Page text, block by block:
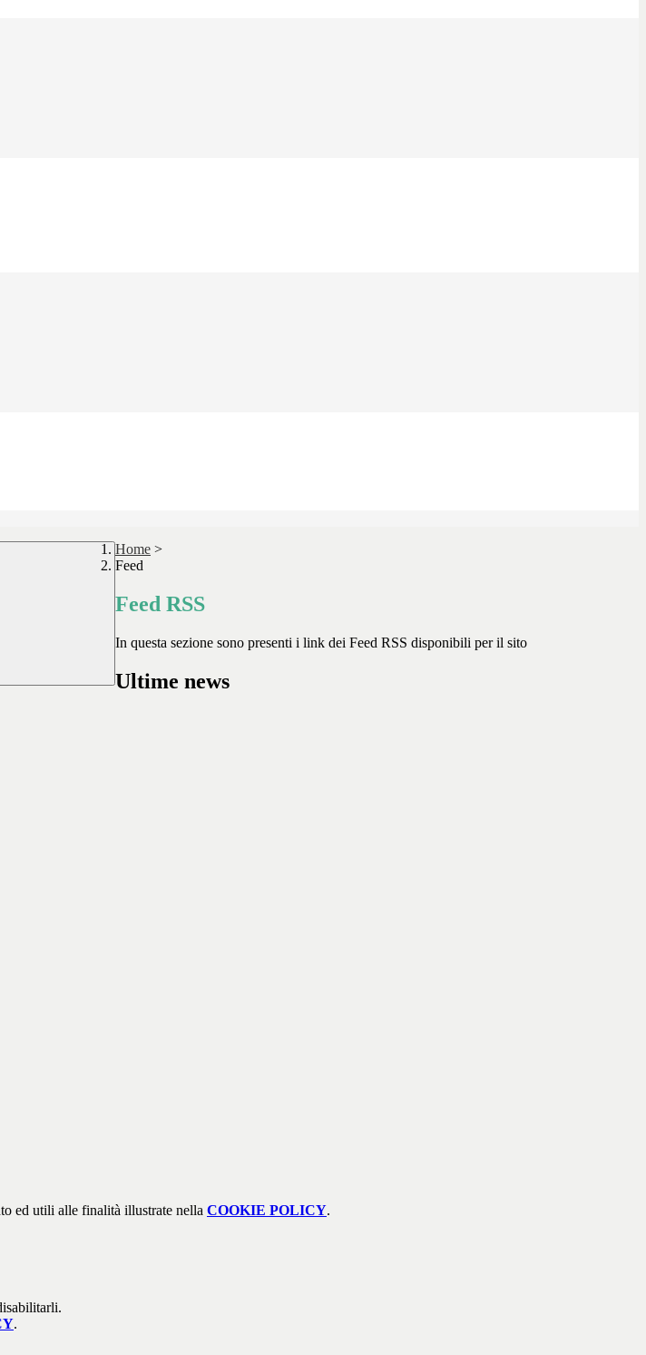
Home >
Feed
Feed RSS
In questa sezione sono presenti i link dei Feed RSS disponibili per il sito
Ultime news
ed utili alle finalità illustrate nella COOKIE POLICY.
.